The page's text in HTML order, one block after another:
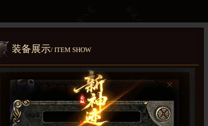
装备展示/ ITEM SHOW